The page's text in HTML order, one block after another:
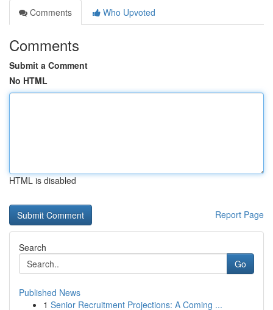
Comments
Who Upvoted
Comments
Submit a Comment
No HTML
HTML is disabled
Report Page
Search
Go
Published News
1 Senior Recruitment Projections: A Coming ...